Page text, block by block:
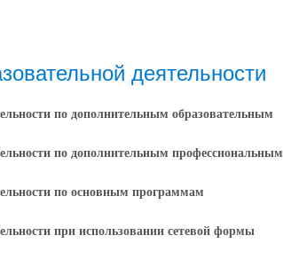
деятельности
по дополнительным образовательным
по дополнительным профессиональным
по основным программам
при использовании сетевой формы